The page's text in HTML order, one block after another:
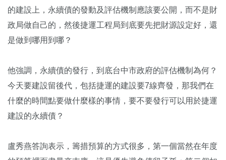
的建設上，永續債的發動及評估機制應該要公開，而不是財
政局做自己的，然後捷運工程局到底要先把財源設定好，還
是做到哪用到哪？
他強調，永續債的發行，到底台中市政府的評估機制為何？
今天要建設留後代，包括捷運的建設要7線齊發，那我們在
什麼的時間點要做什麼樣的事情，要不要發行可以用於捷運
建設的永續債？
盧秀燕答詢表示，籌措預算的方式很多，第一個當然在年度